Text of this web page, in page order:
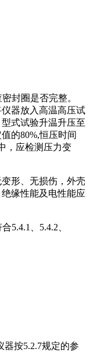
封圈是否完整。
器放入高温高压试
式试验升温升压至
的80%,恒压时间
，应检测压力变
形、无损伤，外壳
缘性能及电性能应
5.4.1、5.4.2、
按5.2.7规定的参